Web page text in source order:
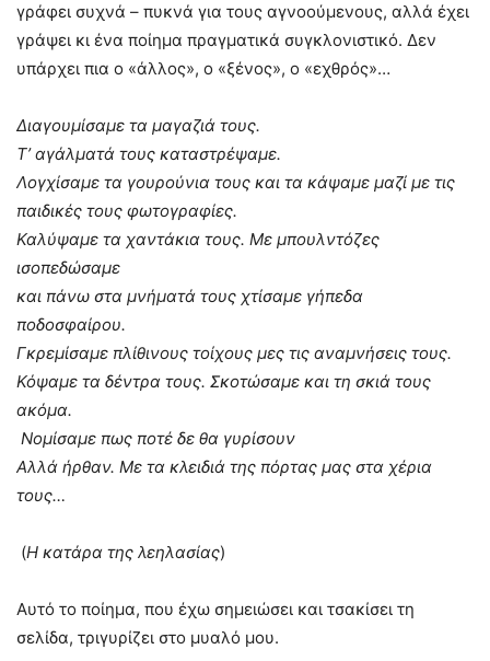
γράφει συχνά – πυκνά για τους αγνοούμενους, αλλά έχει
γράψει κι ένα ποίημα πραγματικά συγκλονιστικό. Δεν
υπάρχει πια ο «άλλος», ο «ξένος», ο «εχθρός»…
Διαγουμίσαμε τα μαγαζιά τους.
Τ’ αγάλματά τους καταστρέψαμε.
Λογχίσαμε τα γουρούνια τους και τα κάψαμε μαζί με τις
παιδικές τους φωτογραφίες.
Καλύψαμε τα χαντάκια τους. Με μπουλντόζες
ισοπεδώσαμε
και πάνω στα μνήματά τους χτίσαμε γήπεδα
ποδοσφαίρου.
Γκρεμίσαμε πλίθινους τοίχους μες τις αναμνήσεις τους.
Κόψαμε τα δέντρα τους. Σκοτώσαμε και τη σκιά τους
ακόμα.
Νομίσαμε πως ποτέ δε θα γυρίσουν
Αλλά ήρθαν. Με τα κλειδιά της πόρτας μας στα χέρια
τους…
(Η κατάρα της λεηλασίας)
Αυτό το ποίημα, που έχω σημειώσει και τσακίσει τη
σελίδα, τριγυρίζει στο μυαλό μου.